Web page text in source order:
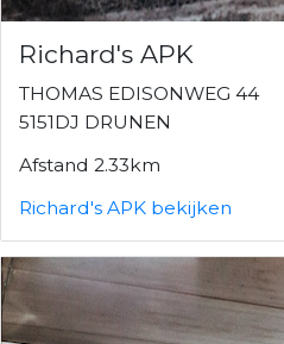
Richard's APK
THOMAS EDISONWEG 44
5151DJ DRUNEN
Afstand 2.33km
Richard's APK bekijken